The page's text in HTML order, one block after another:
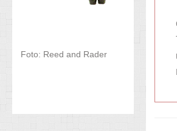
Foto: Reed and Rader